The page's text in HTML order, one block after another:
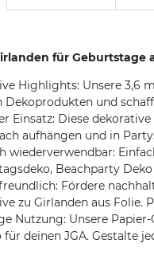
für
Highlights: Unsere 3,6
Dekoprodukten und
Einsatz: Diese
aufhängen und in
wiederverwendbar:
Beachparty
Fördere
zu Girlanden aus Folie.
Nutzung: Unsere
für deinen JGA. Gestalte